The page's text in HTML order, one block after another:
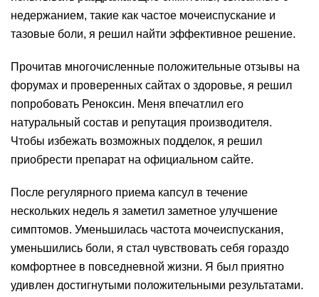
недержанием, такие как частое мочеиспускание и
тазовые боли, я решил найти эффективное решение.
Прочитав многочисленные положительные отзывы на
форумах и проверенных сайтах о здоровье, я решил
попробовать Реноксин. Меня впечатлил его
натуральный состав и репутация производителя.
Чтобы избежать возможных подделок, я решил
приобрести препарат на официальном сайте.
После регулярного приема капсул в течение
нескольких недель я заметил заметное улучшение
симптомов. Уменьшилась частота мочеиспускания,
уменьшились боли, я стал чувствовать себя гораздо
комфортнее в повседневной жизни. Я был приятно
удивлен достигнутыми положительными результатами.